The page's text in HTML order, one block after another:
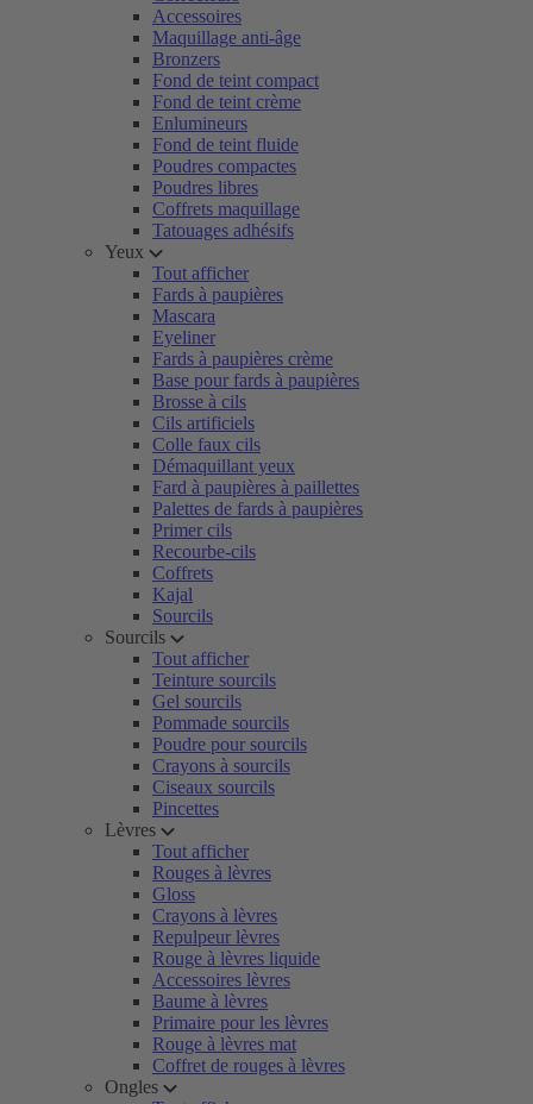
Accessoires
Maquillage anti-âge
Bronzers
Fond de teint compact
Fond de teint crème
Enlumineurs
Fond de teint fluide
Poudres compactes
Poudres libres
Coffrets maquillage
Tatouages adhésifs
Yeux
Tout afficher
Fards à paupières
Mascara
Eyeliner
Fards à paupières crème
Base pour fards à paupières
Brosse à cils
Cils artificiels
Colle faux cils
Démaquillant yeux
Fard à paupières à paillettes
Palettes de fards à paupières
Primer cils
Recourbe-cils
Coffrets
Kajal
Sourcils
Sourcils
Tout afficher
Teinture sourcils
Gel sourcils
Pommade sourcils
Poudre pour sourcils
Crayons à sourcils
Ciseaux sourcils
Pincettes
Lèvres
Tout afficher
Rouges à lèvres
Gloss
Crayons à lèvres
Repulpeur lèvres
Rouge à lèvres liquide
Accessoires lèvres
Baume à lèvres
Primaire pour les lèvres
Rouge à lèvres mat
Coffret de rouges à lèvres
Ongles